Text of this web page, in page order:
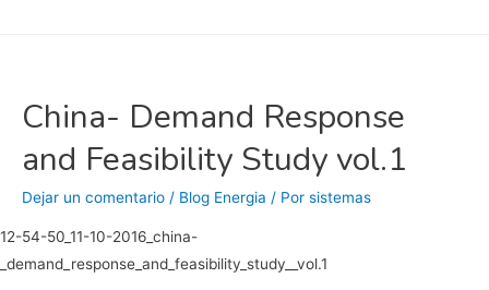
China- Demand Response
and Feasibility Study vol.1
Dejar un comentario / Blog Energia / Por sistemas
12-54-50_11-10-2016_china-
_demand_response_and_feasibility_study__vol.1